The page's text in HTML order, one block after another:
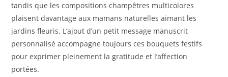
tandis que les compositions champêtres multicolores
plaisent davantage aux mamans naturelles aimant les
jardins fleuris. L’ajout d’un petit message manuscrit
personnalisé accompagne toujours ces bouquets festifs
pour exprimer pleinement la gratitude et l’affection
portées.